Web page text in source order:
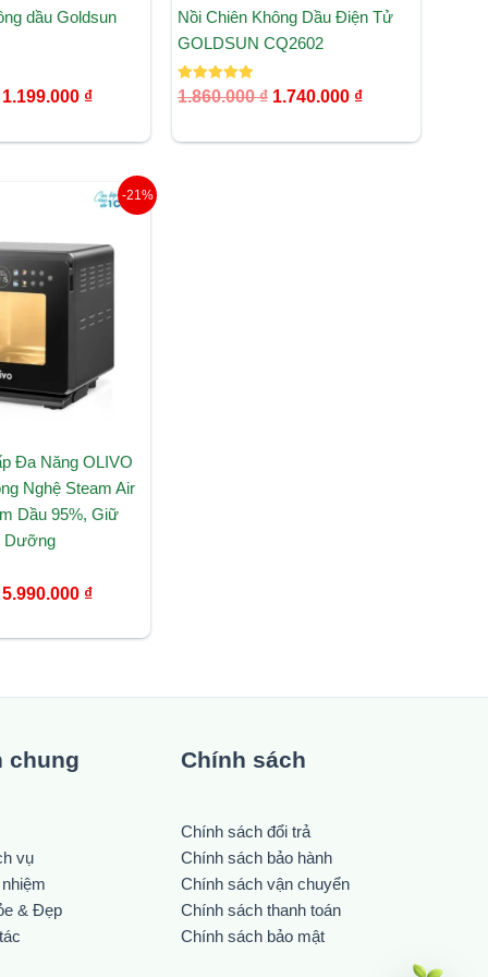
dầu Goldsun
1.199.000 ₫
Nồi Chiên Không Dầu Điện Tử
GOLDSUN CQ2602
Được xếp
hạng
1.860.000₫ 1.740.000 ₫
-21%
Đa Năng OLIVO
Nghệ Steam Air
Dầu 95%, Giữ
Dưỡng
7.590.000 ₫.
5.990.000 ₫
Giá
hiện
là:
5.990.000 ₫.
chung
vụ
& Đẹp
Chính sách
Chính sách đổi trả
Chính sách bảo hành
Chính sách vận chuyển
Chính sách thanh toán
Chính sách bảo mật